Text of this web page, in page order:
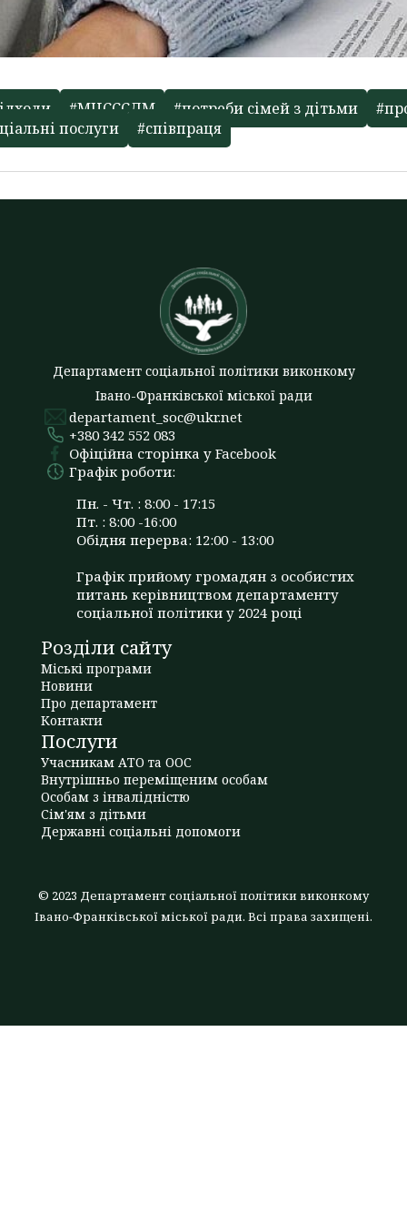
#МЦСССДМ #потреби сімей з дітьми
послуги
#співпраця
Департамент соціальної політики виконкому
Івано-Франківської міської ради
departament_soc@ukr.net
+380 342 552 083
Офіційна сторінка у Facebook
Графік роботи:
Пн. - Чт. : 8:00 - 17:15
Пт. : 8:00 -16:00
Обідня перерва: 12:00 - 13:00
Графік прийому громадян з особистих
питань керівництвом департаменту
соціальної політики у 2024 році
Розділи сайту
Міські програми
Новини
Про департамент
Контакти
Послуги
Учасникам АТО та ООС
Внутрішньо переміщеним особам
Особам з інвалідністю
Сім'ям з дітьми
Державні соціальні допомоги
© 2023 Департамент соціальної політики виконкому
Івано-Франківської міської ради. Всі права захищені.